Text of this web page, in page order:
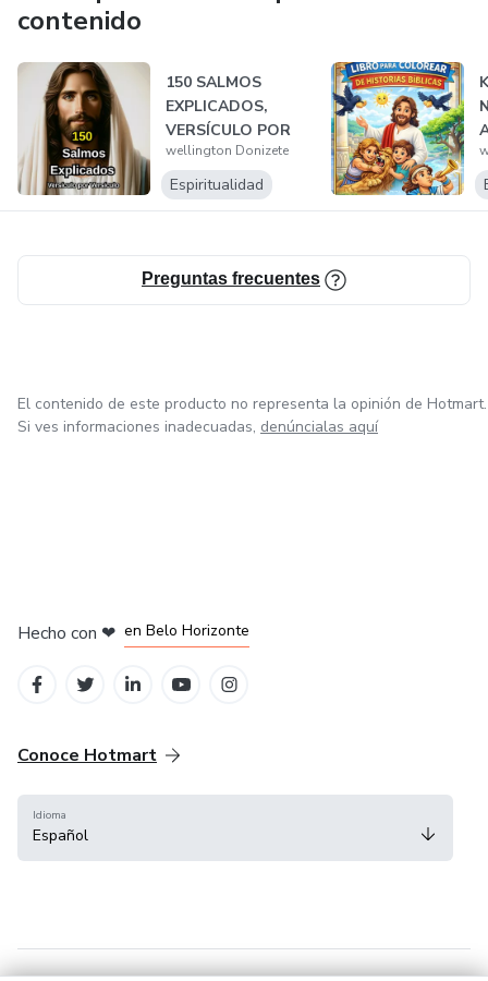
contenido
150 SALMOS
EXPLICADOS,
VERSÍCULO POR
VERSÍCULO
wellington Donizete
Espiritualidad
Preguntas frecuentes
El contenido de este producto no representa la opinión de Hotmart.
Si ves informaciones inadecuadas, denúncialas aquí
Hecho con ❤ en Belo Horizonte
Conoce Hotmart
Idioma
Español